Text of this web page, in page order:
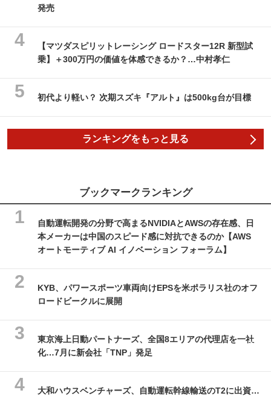
発売
【マツダスピリットレーシング ロードスター12R 新型試
乗】＋300万円の価値を体感できるか？…中村孝仁
初代より軽い？ 次期スズキ『アルト』は500kg台が目標
ランキングをもっと見る
ブックマークランキング
自動運転開発の分野で高まるNVIDIAとAWSの存在感、日
本メーカーは中国のスピード感に対抗できるのか【AWS
オートモーティブ AI イノベーション フォーラム】
KYB、パワースポーツ車両向けEPSを米ポラリス社のオフ
ロードビークルに展開
東京海上日動パートナーズ、全国8エリアの代理店を一社
化…7月に新会社「TNP」発足
大和ハウスベンチャーズ、自動運転幹線輸送のT2に出資…